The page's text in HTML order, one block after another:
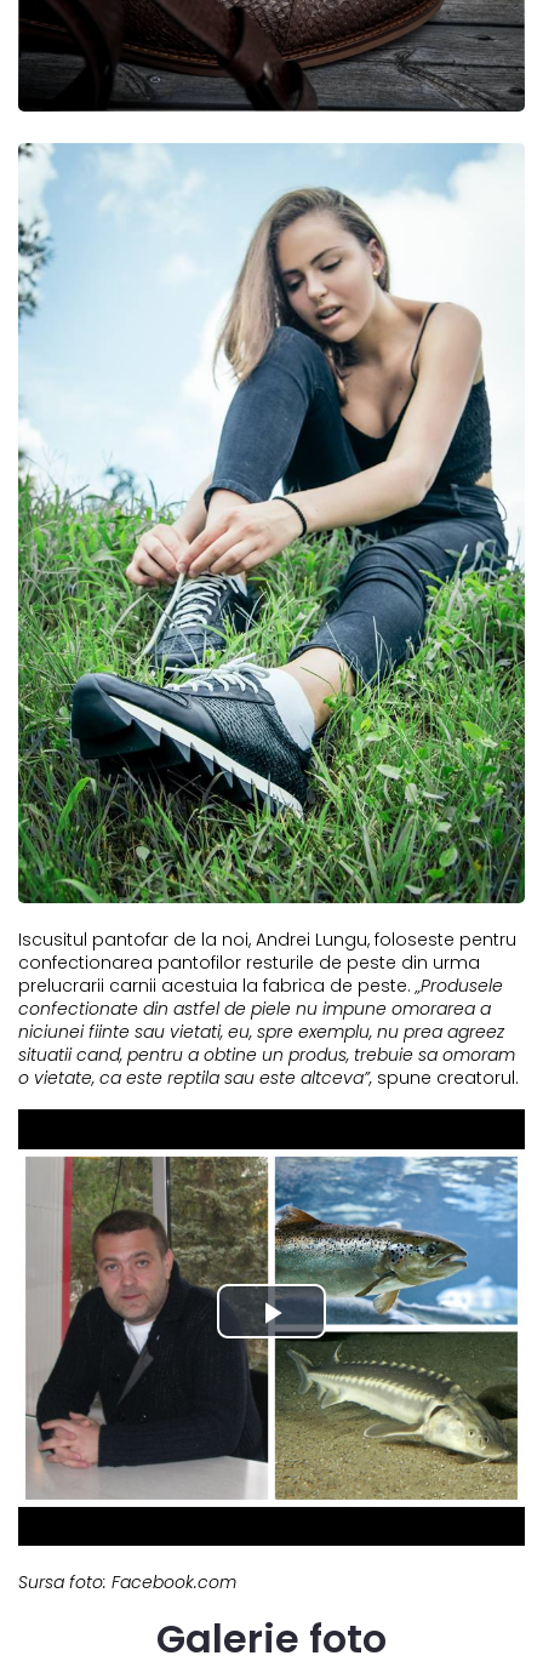
Iscusitul pantofar de la noi, Andrei Lungu, foloseste pentru
confectionarea pantofilor resturile de peste din urma
prelucrarii carnii acestuia la fabrica de peste. „Produsele
confectionate din astfel de piele nu impune omorarea a
niciunei fiinte sau vietati, eu, spre exemplu, nu prea agreez
situatii cand, pentru a obtine un produs, trebuie sa omoram
o vietate, ca este reptila sau este altceva”, spune creatorul.
Sursa foto: Facebook.com
Galerie foto